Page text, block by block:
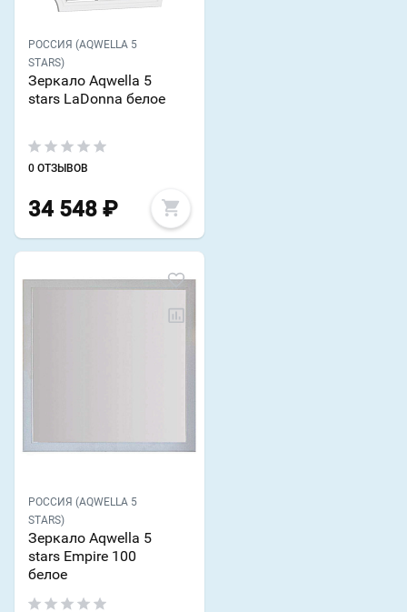
РОССИЯ (AQWELLA 5
STARS)
Зеркало Aqwella 5
stars LaDonna белое
0 ОТЗЫВОВ
34 548 ₽
РОССИЯ (AQWELLA 5
STARS)
Зеркало Aqwella 5
stars Empire 100
белое